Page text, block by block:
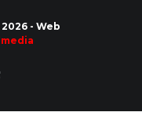
- Web